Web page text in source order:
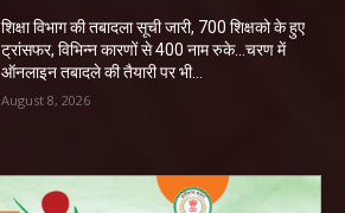
शिक्षा विभाग की तबादला सूची जारी, 700 शिक्षको के हुए
ट्रांसफर, विभिन्न कारणों से 400 नाम रुके…चरण में
ऑनलाइन तबादले की तैयारी पर भी...
August 8, 2026